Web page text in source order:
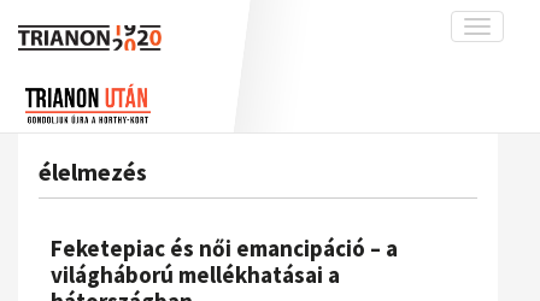
Toggle
A békerendszer megszilárdulása
Galéria
élelmezés
Feketepiac és női emancipáció – a
világháború mellékhatásai a